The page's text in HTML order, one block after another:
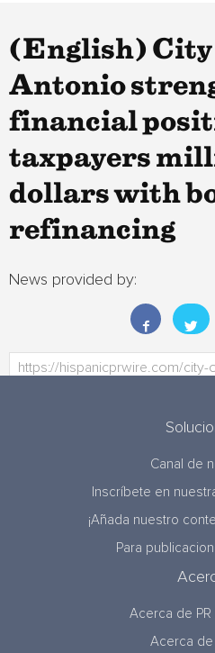
(English) City
Antonio
financial
taxpayers
dollars with
refinancing
News provided by:
Canal de
Inscríbete en
¡Añada nuestro
Para
Acerca de
Acerca de